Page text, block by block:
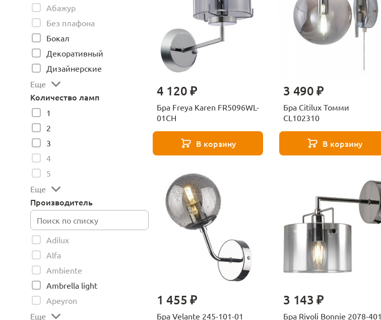
Абажур
Без плафона
Бокал
Декоративный
Дизайнерские
Еще
Количество ламп
1
2
3
4
5
Еще
Производитель
Adilux
Alfa
Ambiente
Ambrella light
Apeyron
Еще
4 120 ₽
Бра Freya Karen FR5096WL-
01CH
В корзину
3 490 ₽
Бра Citilux Томми
CL102310
В корзину
1 455 ₽
Бра Velante 245-101-01
3 143 ₽
Бра Rivoli Bonnie 2078-401